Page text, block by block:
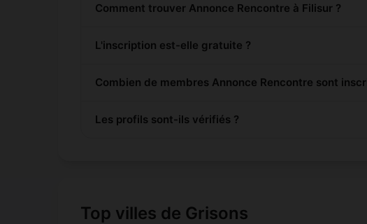
Comment trouver Annonce Rencontre à Filisur ?
L'inscription est-elle gratuite ?
Combien de membres Annonce Rencontre sont
Les profils sont-ils vérifiés ?
Top villes de Grisons